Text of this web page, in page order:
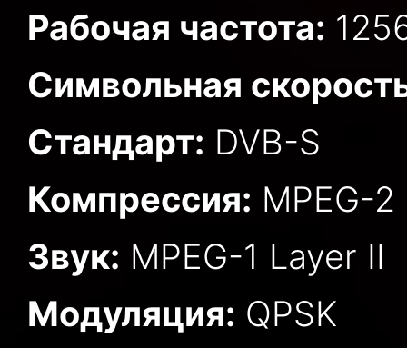
Рабочая частота:
Символьная
Стандарт: DVB-S
Компрессия: MPEG-2
Звук: MPEG-1 Layer II
Модуляция: QPSK